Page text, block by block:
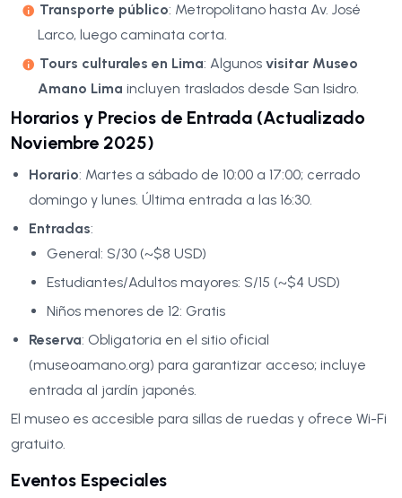
Transporte público: Metropolitano hasta Av. José
Larco, luego caminata corta.
Tours culturales en Lima: Algunos visitar Museo
Amano Lima incluyen traslados desde San Isidro.
Horarios y Precios de Entrada (Actualizado
Noviembre 2025)
Horario: Martes a sábado de 10:00 a 17:00; cerrado
domingo y lunes. Última entrada a las 16:30.
Entradas:
General: S/30 (~$8 USD)
Estudiantes/Adultos mayores: S/15 (~$4 USD)
Niños menores de 12: Gratis
Reserva: Obligatoria en el sitio oficial
(museoamano.org) para garantizar acceso; incluye
entrada al jardín japonés.
El museo es accesible para sillas de ruedas y ofrece Wi-Fi
gratuito.
Eventos Especiales